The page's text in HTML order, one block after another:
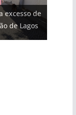
excesso de
de Lagos